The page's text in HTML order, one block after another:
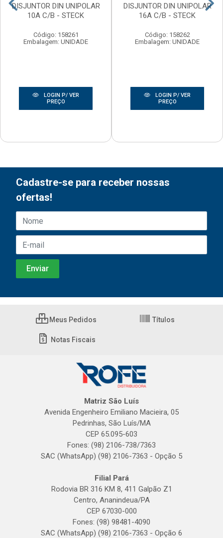
DISJUNTOR DIN UNIPOLAR
10A C/B - STECK
Código: 158261
Embalagem: UNIDADE
LOGIN P/ VER
PREÇO
DISJUNTOR DIN UNIPOLAR
16A C/B - STECK
Código: 158262
Embalagem: UNIDADE
LOGIN P/ VER
PREÇO
Cadastre-se para receber nossas
ofertas!
Meus Pedidos Títulos
Notas Fiscais
Matriz São Luís
Avenida Engenheiro Emiliano Macieira, 05
Pedrinhas, São Luís/MA
CEP 65.095-603
Fones: (98) 2106-738/7363
SAC (WhatsApp) (98) 2106-7363 - Opção 5
Filial Pará
Rodovia BR 316 KM 8, 411 Galpão Z1
Centro, Ananindeua/PA
CEP 67030-000
Fones: (98) 98481-4090
SAC (WhatsApp) (98) 2106-7363 - Opção 6